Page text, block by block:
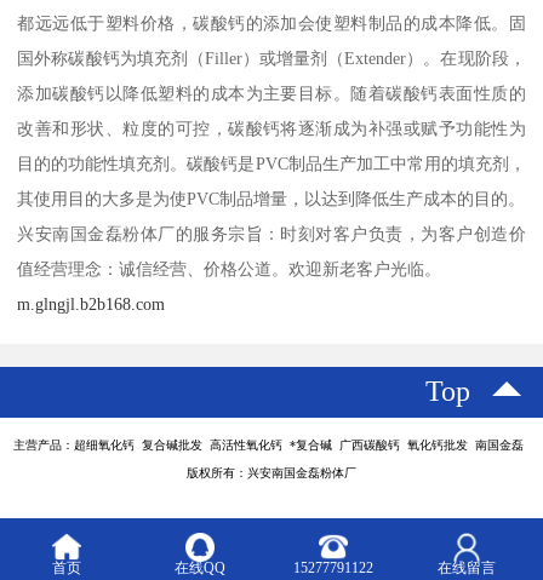
都远远低于塑料价格，碳酸钙的添加会使塑料制品的成本降低。固
国外称碳酸钙为填充剂（Filler）或增量剂（Extender）。在现阶段，
添加碳酸钙以降低塑料的成本为主要目标。随着碳酸钙表面性质的
改善和形状、粒度的可控，碳酸钙将逐渐成为补强或赋予功能性为
目的的功能性填充剂。碳酸钙是PVC制品生产加工中常用的填充剂，
其使用目的大多是为使PVC制品增量，以达到降低生产成本的目的。
兴安南国金磊粉体厂的服务宗旨：时刻对客户负责，为客户创造价
值经营理念：诚信经营、价格公道。欢迎新老客户光临。
m.glngjl.b2b168.com
Top
主营产品：超细氧化钙 复合碱批发 高活性氧化钙 *复合碱 广西碳酸钙 氧化钙批发 南国金磊
版权所有：兴安南国金磊粉体厂
首页 在线QQ 15277791122 在线留言